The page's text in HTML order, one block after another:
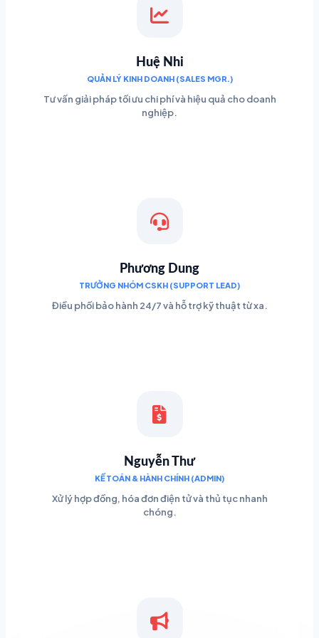
Huệ Nhi
QUẢN LÝ KINH DOANH (SALES MGR.)
Tư vấn giải pháp tối ưu chi phí và hiệu quả cho doanh
nghiệp.
Phương Dung
TRƯỞNG NHÓM CSKH (SUPPORT LEAD)
Điều phối bảo hành 24/7 và hỗ trợ kỹ thuật từ xa.
Nguyễn Thư
KẾ TOÁN & HÀNH CHÍNH (ADMIN)
Xử lý hợp đồng, hóa đơn điện tử và thủ tục nhanh
chóng.